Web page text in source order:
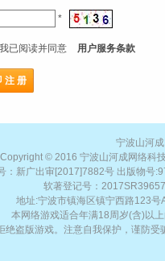
*
我已阅读并同意 用户服务条款
宁波山河
Copyright © 2016 宁波山河成网络科
：新广出审[2017]7882号 出版物号
软著登记号：
地址:宁波市镇海区镇宁西路123
本网络游戏适合年满18周岁(含)以
绝盗版游戏。注意自我保护，谨防